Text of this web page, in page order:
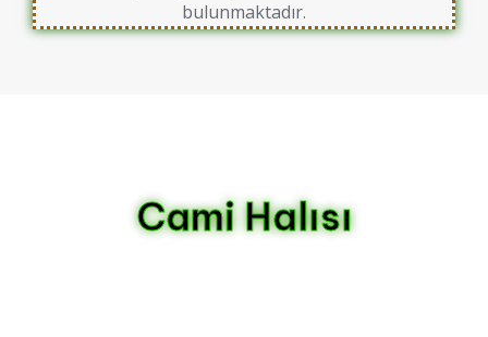
bulunmaktadır.
Cami Halısı